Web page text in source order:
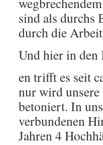
sind als durchs
durch die
Und hier in den
en trifft es seit
nur wird
betoniert. In
verbundenen
Jahren 4